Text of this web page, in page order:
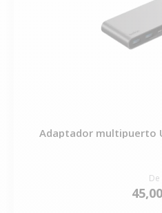
Adaptador multipuerto
De